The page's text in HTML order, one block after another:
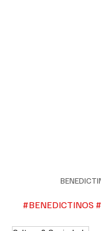
#BENEDICTINOS